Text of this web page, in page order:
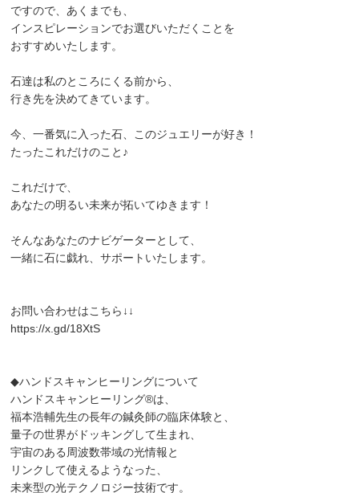
ですので、あくまでも、
インスピレーションでお選びいただくことを
おすすめいたします。
石達は私のところにくる前から、
行き先を決めてきています。
今、一番気に入った石、このジュエリーが好き！
たったこれだけのこと♪
これだけで、
あなたの明るい未来が拓いてゆきます！
そんなあなたのナビゲーターとして、
一緒に石に戯れ、サポートいたします。
お問い合わせはこちら↓↓
https://x.gd/18XtS
◆ハンドスキャンヒーリングについて
ハンドスキャンヒーリング®︎は、
福本浩輔先生の長年の鍼灸師の臨床体験と、
量子の世界がドッキングして生まれ、
宇宙のある周波数帯域の光情報と
リンクして使えるようなった、
未来型の光テクノロジー技術です。